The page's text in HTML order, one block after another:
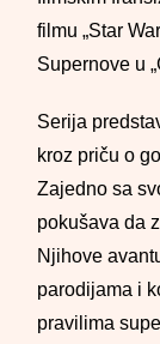
filmu „Star
Supernove u
Serija
kroz priču o
Zajedno sa
pokušava da
Njihove
parodijama i
pravilima